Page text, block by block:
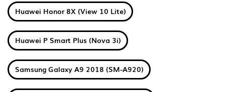
Huawei Honor 8X (View 10 Lite)
Huawei P Smart Plus (Nova 3i)
Samsung Galaxy A9 2018 (SM-A920)